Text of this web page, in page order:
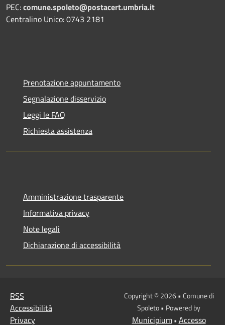
PEC:comune.spoleto@postacert.umbria.it
Centralino Unico: 0743 2181
Prenotazione appuntamento
Segnalazione disservizio
Leggi le FAQ
Richiesta assistenza
Amministrazione trasparente
Informativa privacy
Note legali
Dichiarazione di accessibilità
RSS
Accessibilità
Privacy
Copyright © 2026 • Comune di
Spoleto • Powered by
Municipium• Accesso